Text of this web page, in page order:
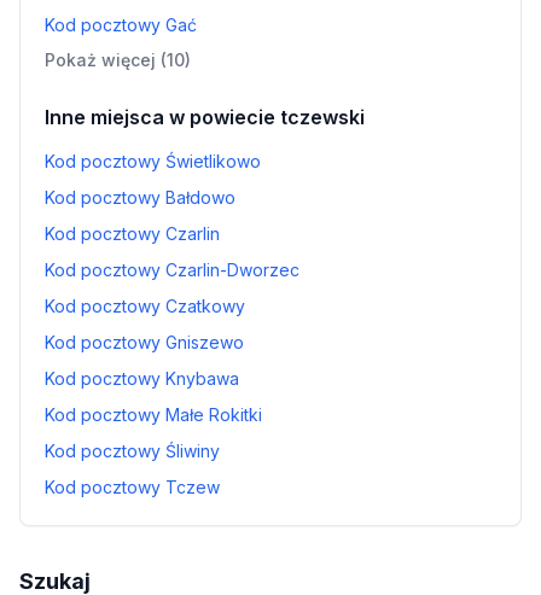
Kod pocztowy Gać
Pokaż więcej (10)
Inne miejsca w powiecie tczewski
Kod pocztowy Świetlikowo
Kod pocztowy Bałdowo
Kod pocztowy Czarlin
Kod pocztowy Czarlin-Dworzec
Kod pocztowy Czatkowy
Kod pocztowy Gniszewo
Kod pocztowy Knybawa
Kod pocztowy Małe Rokitki
Kod pocztowy Śliwiny
Kod pocztowy Tczew
Szukaj